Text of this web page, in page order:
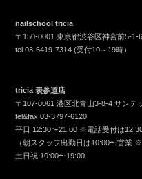
nailschool tricia
〒150-0001 東京都渋谷区神宮前5-1-
tel03-6419-7314 (受付10～19時）
tricia 表参道店
〒107-0061 港区北青山3-8-4 サンテ
tel&fax03-3797-6120
平日 12:30〜21:00 ※電話受付は
（朝スタッフ出勤日は10:00〜営業
土日祝 10:00〜19:00